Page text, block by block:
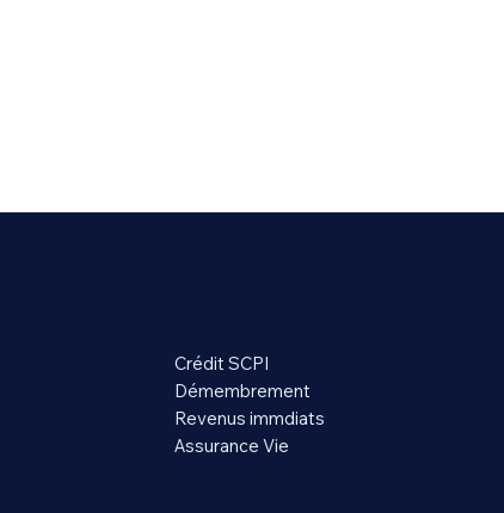
Crédit SCPI
Démembrement
Revenus immdiats
Assurance Vie